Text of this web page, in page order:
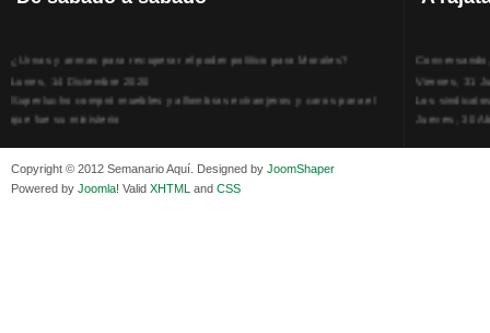
¿Urnas y armas para recuperar el poder político para Morales?
Lunes, 14 Diciembre 2020
Superlucho compró muebles y alfombras extranjeros y caros para el
que fue su ministerio
Viernes, 11 Diciembre 2020
Medios de difusión, amigos y enemigos de Evo Morales
Viernes, 31
Los
Jueves, 30
Copyright © 2012 Semanario Aquí. Designed by JoomShaper
Powered by Joomla! Valid XHTML and CSS